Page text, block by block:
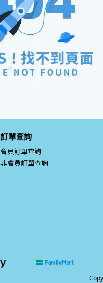
訂單查詢
會員訂單查詢
非會員訂單查詢